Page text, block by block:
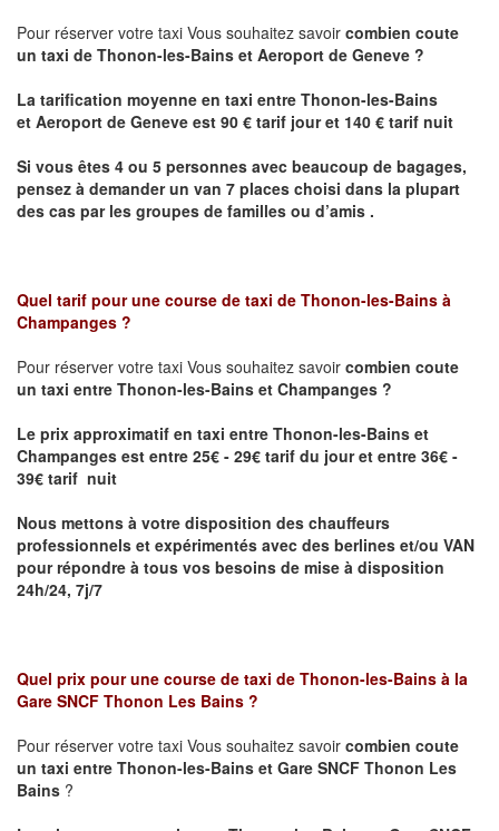
Pour réserver votre taxi Vous souhaitez savoir combien coute
un taxi de Thonon-les-Bains et Aeroport de Geneve ?
La tarification moyenne en taxi entre Thonon-les-Bains
et Aeroport de Geneve est 90 € tarif jour et 140 € tarif nuit
Si vous êtes 4 ou 5 personnes avec beaucoup de bagages,
pensez à demander un van 7 places choisi dans la plupart
des cas par les groupes de familles ou d’amis .
Quel tarif pour une course de taxi de Thonon-les-Bains à
Champanges ?
Pour réserver votre taxi Vous souhaitez savoir combien coute
un taxi entre Thonon-les-Bains et Champanges ?
Le prix approximatif en taxi entre Thonon-les-Bains et
Champanges est entre 25€ - 29€ tarif du jour et entre 36€ -
39€ tarif nuit
Nous mettons à votre disposition des chauffeurs
professionnels et expérimentés avec des berlines et/ou VAN
pour répondre à tous vos besoins de mise à disposition
24h/24, 7j/7
Quel prix pour une course de taxi de Thonon-les-Bains à la
Gare SNCF Thonon Les Bains ?
Pour réserver votre taxi Vous souhaitez savoir combien coute
un taxi entre Thonon-les-Bains et Gare SNCF Thonon Les
Bains ?